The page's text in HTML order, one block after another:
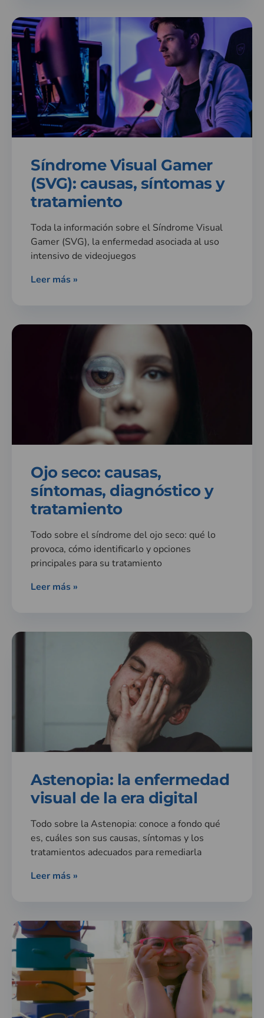
Síndrome Visual Gamer
(SVG): causas, síntomas y
tratamiento
Toda la información sobre el Síndrome Visual
Gamer (SVG), la enfermedad asociada al uso
intensivo de videojuegos
Leer más »
Ojo seco: causas,
síntomas, diagnóstico y
tratamiento
Todo sobre el síndrome del ojo seco: qué lo
provoca, cómo identificarlo y opciones
principales para su tratamiento
Leer más »
Astenopia: la enfermedad
visual de la era digital
Todo sobre la Astenopia: conoce a fondo qué
es, cuáles son sus causas, síntomas y los
tratamientos adecuados para remediarla
Leer más »